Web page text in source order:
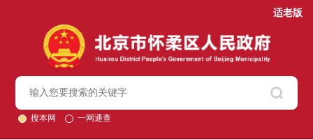
适老版
搜本网 一网通查